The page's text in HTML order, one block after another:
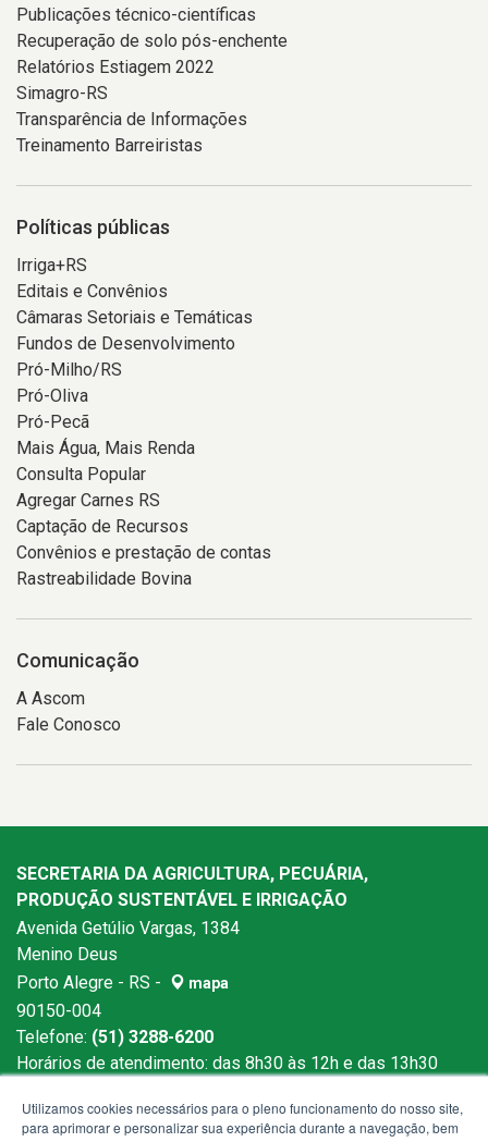
Publicações técnico-científicas
Recuperação de solo pós-enchente
Relatórios Estiagem 2022
Simagro-RS
Transparência de Informações
Treinamento Barreiristas
Políticas públicas
Irriga+RS
Editais e Convênios
Câmaras Setoriais e Temáticas
Fundos de Desenvolvimento
Pró-Milho/RS
Pró-Oliva
Pró-Pecã
Mais Água, Mais Renda
Consulta Popular
Agregar Carnes RS
Captação de Recursos
Convênios e prestação de contas
Rastreabilidade Bovina
Comunicação
A Ascom
Fale Conosco
SECRETARIA DA AGRICULTURA, PECUÁRIA,
PRODUÇÃO SUSTENTÁVEL E IRRIGAÇÃO
Avenida Getúlio Vargas, 1384
Menino Deus
Porto Alegre - RS -
mapa
90150-004
Telefone: (51) 3288-6200
Horários de atendimento: das 8h30 às 12h e das 13h30
Utilizamos cookies necessários para o pleno funcionamento do nosso site,
para aprimorar e personalizar sua experiência durante a navegação, bem